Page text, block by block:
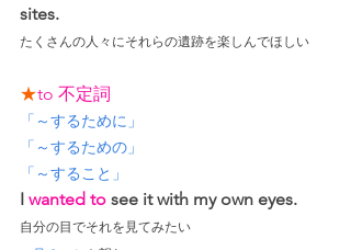
sites.
たくさんの人々にそれらの遺跡を楽しんでほしい
★to 不定詞
「～するために」
「～するための」
「～すること」
I wanted to see it with my own eyes.
自分の目でそれを見てみたい